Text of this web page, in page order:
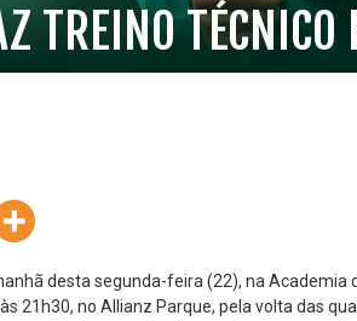
TREINO TÉCNICO
desta segunda-feira (22), na Academia
21h30, no Allianz Parque, pela volta das